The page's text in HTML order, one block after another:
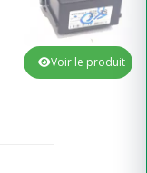
Voir le produit